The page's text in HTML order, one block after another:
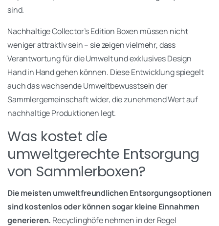
sind.
Nachhaltige Collector’s Edition Boxen müssen nicht
weniger attraktiv sein – sie zeigen vielmehr, dass
Verantwortung für die Umwelt und exklusives Design
Hand in Hand gehen können. Diese Entwicklung spiegelt
auch das wachsende Umweltbewusstsein der
Sammlergemeinschaft wider, die zunehmend Wert auf
nachhaltige Produktionen legt.
Was kostet die
umweltgerechte Entsorgung
von Sammlerboxen?
Die meisten umweltfreundlichen Entsorgungsoptionen
sind kostenlos oder können sogar kleine Einnahmen
generieren. Recyclinghöfe nehmen in der Regel